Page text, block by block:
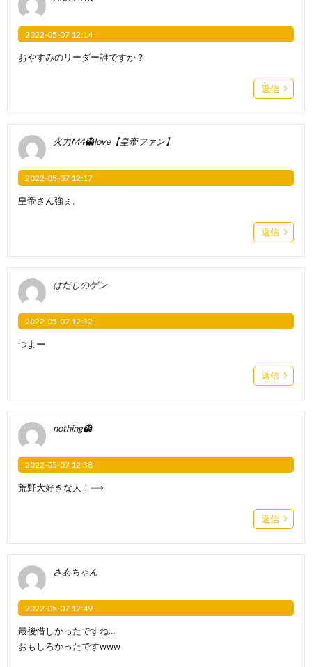
2022-05-07 12:14
おやすみのリーダー誰ですか？
返信
火力M4👻love【皇帝ファン】
2022-05-07 12:17
皇帝さん強ぇ。
返信
はだしのゲン
2022-05-07 12:32
つよー
返信
nothing👻
2022-05-07 12:38
荒野大好きな人！⟹
返信
さあちゃん
2022-05-07 12:49
最後惜しかったですね…
おもしろかったですwww